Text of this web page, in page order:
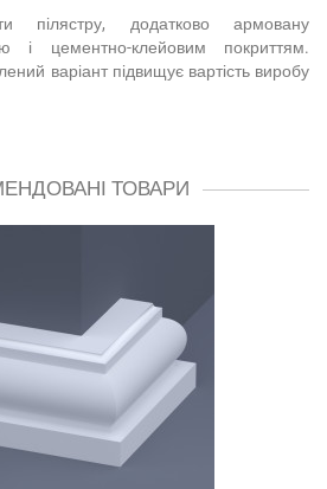
пілястру, додатково армовану
і цементно-клейовим покриттям.
варіант підвищує вартість виробу
ТОВАРИ